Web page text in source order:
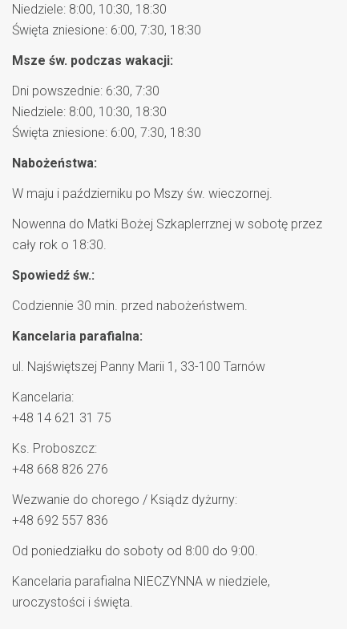
Niedziele: 8:00, 10:30, 18:30
Święta zniesione: 6:00, 7:30, 18:30
Msze św. podczas wakacji:
Dni powszednie: 6:30, 7:30
Niedziele: 8:00, 10:30, 18:30
Święta zniesione: 6:00, 7:30, 18:30
Nabożeństwa:
W maju i październiku po Mszy św. wieczornej.
Nowenna do Matki Bożej Szkaplerrznej w sobotę przez
cały rok o 18:30.
Spowiedź św.:
Codziennie 30 min. przed nabożeństwem.
Kancelaria parafialna:
ul. Najświętszej Panny Marii 1, 33-100 Tarnów
Kancelaria:
+48 14 621 31 75
Ks. Proboszcz:
+48 668 826 276
Wezwanie do chorego / Ksiądz dyżurny:
+48 692 557 836
Od poniedziałku do soboty od 8:00 do 9:00.
Kancelaria parafialna NIECZYNNA w niedziele,
uroczystości i święta.